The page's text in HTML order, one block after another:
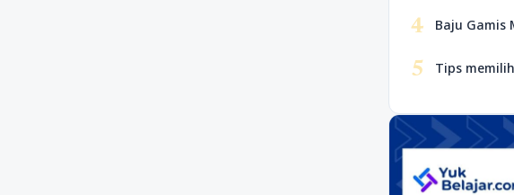
4 Baju Gamis
5 Tips